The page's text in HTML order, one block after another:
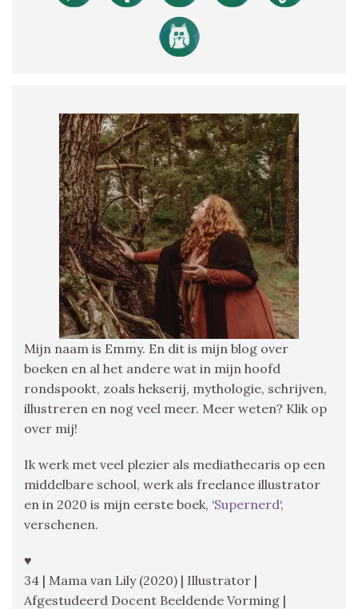
Mijn naam is Emmy. En dit is mijn blog over
boeken en al het andere wat in mijn hoofd
rondspookt, zoals hekserij, mythologie, schrijven,
illustreren en nog veel meer. Meer weten? Klik op
over mij!
Ik werk met veel plezier als mediathecaris op een
middelbare school, werk als freelance illustrator
en in 2020 is mijn eerste boek, ‘Supernerd‘,
verschenen.
♥
34 | Mama van Lily (2020) | Illustrator |
Afgestudeerd Docent Beeldende Vorming |